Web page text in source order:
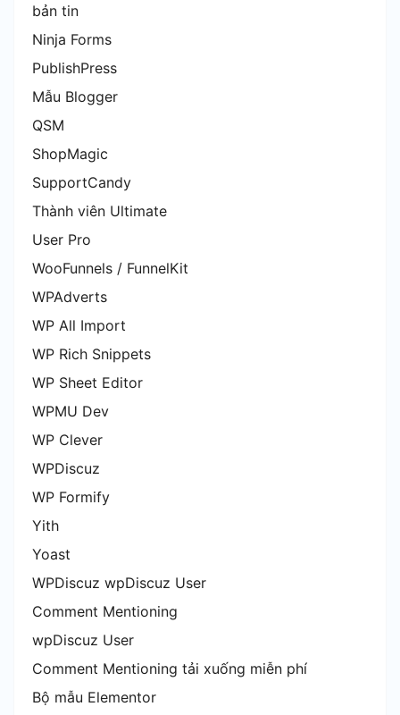
bản tin
Ninja Forms
PublishPress
Mẫu Blogger
QSM
ShopMagic
SupportCandy
Thành viên Ultimate
User Pro
WooFunnels / FunnelKit
WPAdverts
WP All Import
WP Rich Snippets
WP Sheet Editor
WPMU Dev
WP Clever
WPDiscuz
WP Formify
Yith
Yoast
WPDiscuz wpDiscuz User
Comment Mentioning
wpDiscuz User
Comment Mentioning tải xuống miễn phí
Bộ mẫu Elementor